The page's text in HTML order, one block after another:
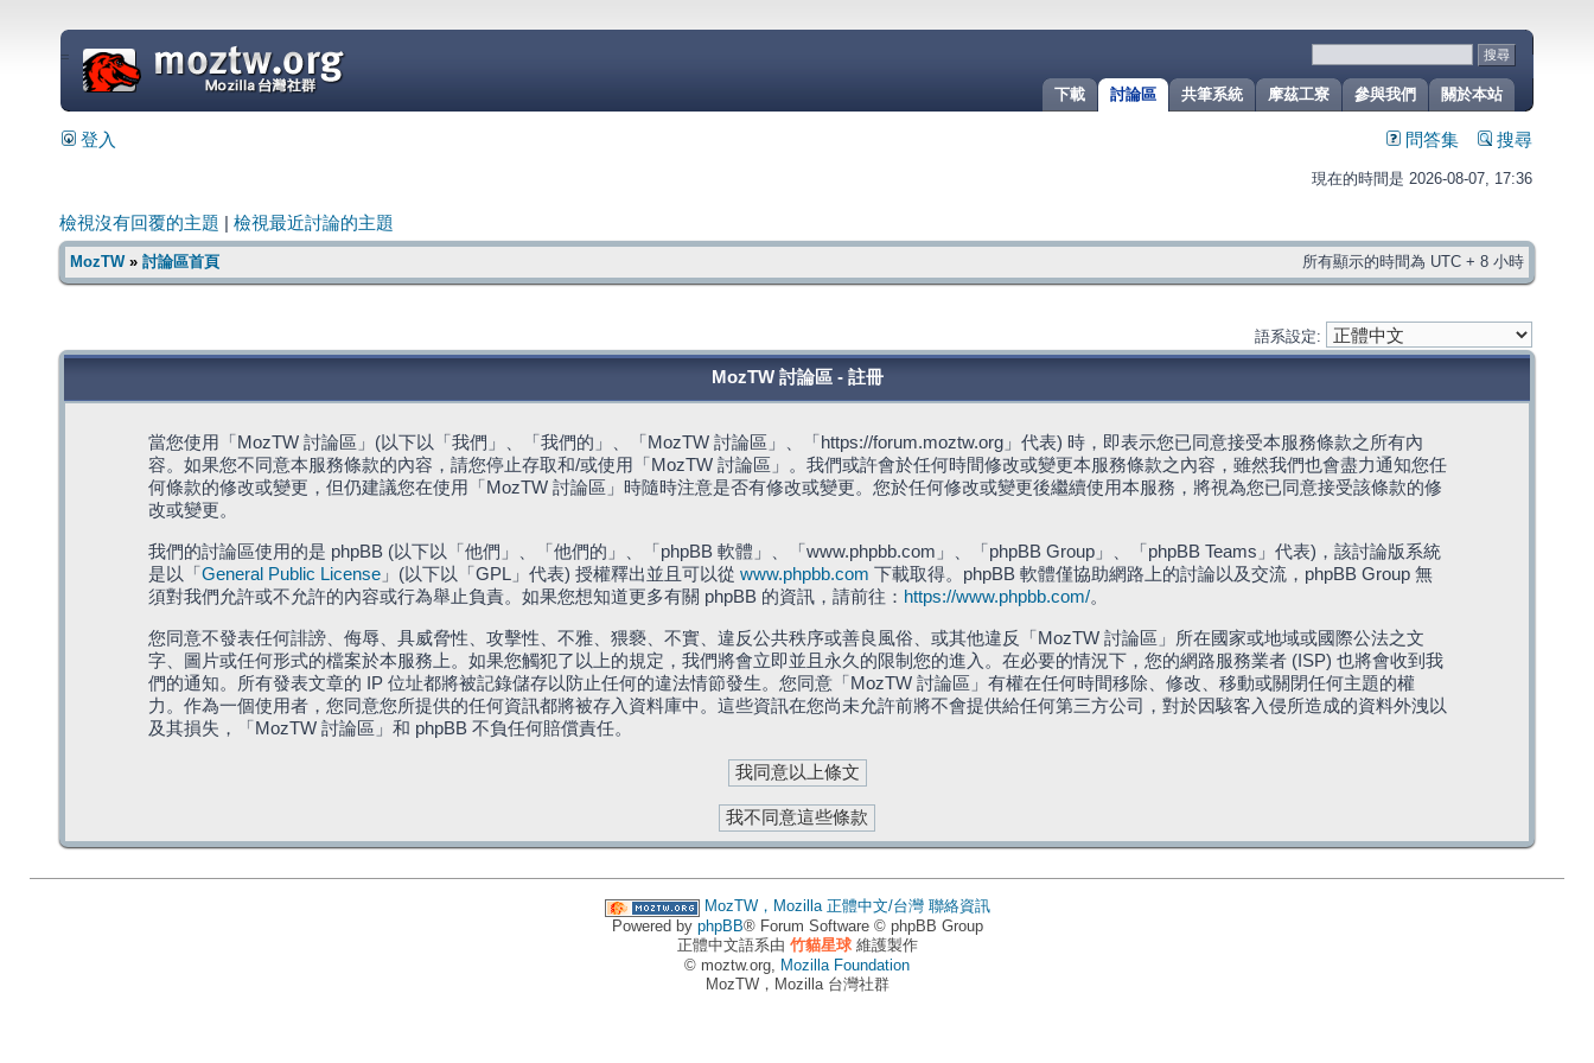
關於本站
參與我們
摩茲工寮
共筆系統
討論區
下載
=
登入 問答集 搜尋
現在的時間是 2026-08-07, 17:36
檢視沒有回覆的主題 檢視最近討論的主題
MozTW» 討論區首頁 所有顯示的時間為 UTC + 8 小時
語系設定:
MozTW 討論區 - 註冊
當您使用「MozTW 討論區」(以下以「我們」、「我們的」、「MozTW 討論區」、「https://forum.moztw.org」代表) 時，即表示您已同意接受本服務條款之所有內
容。如果您不同意本服務條款的內容，請您停止存取和/或使用「MozTW 討論區」。我們或許會於任何時間修改或變更本服務條款之內容，雖然我們也會盡力通知您任
何條款的修改或變更，但仍建議您在使用「MozTW 討論區」時隨時注意是否有修改或變更。您於任何修改或變更後繼續使用本服務，將視為您已同意接受該條款的修
改或變更。
我們的討論區使用的是 phpBB (以下以「他們」、「他們的」、「phpBB 軟體」、「www.phpbb.com」、「phpBB Group」、「phpBB Teams」代表)，該討論版系統
是以「 General Public License」(以下以「GPL」代表) 授權釋出並且可以從 www.phpbb.com 下載取得。phpBB 軟體僅協助網路上的討論以及交流，phpBB Group 無
須對我們允許或不允許的內容或行為舉止負責。如果您想知道更多有關 phpBB 的資訊，請前往： https://www.phpbb.com/。
您同意不發表任何誹謗、侮辱、具威脅性、攻擊性、不雅、猥褻、不實、違反公共秩序或善良風俗、或其他違反「MozTW 討論區」所在國家或地域或國際公法之文
字、圖片或任何形式的檔案於本服務上。如果您觸犯了以上的規定，我們將會立即並且永久的限制您的進入。在必要的情況下，您的網路服務業者 (ISP) 也將會收到我
們的通知。所有發表文章的 IP 位址都將被記錄儲存以防止任何的違法情節發生。您同意「MozTW 討論區」有權在任何時間移除、修改、移動或關閉任何主題的權
力。作為一個使用者，您同意您所提供的任何資訊都將被存入資料庫中。這些資訊在您尚未允許前將不會提供給任何第三方公司，對於因駭客入侵所造成的資料外洩以
及其損失，「MozTW 討論區」和 phpBB 不負任何賠償責任。
MozTW，Mozilla 正體中文/台灣 聯絡資訊
Powered by phpBB® Forum Software © phpBB Group
正體中文語系由 竹貓星球維護製作
© moztw.org, Mozilla Foundation
MozTW，Mozilla 台灣社群